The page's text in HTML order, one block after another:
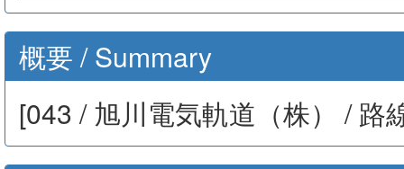
概要 / Summary
[043 / 旭川電気軌道（株） / 路